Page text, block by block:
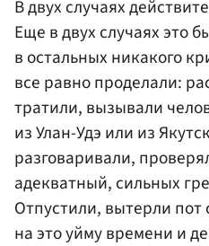
В двух случаях
Еще в двух случаях это
в остальных никакого
все равно проделали:
тратили, вызывали
из Улан-Удэ или из
разговаривали,
адекватный, сильных
Отпустили, вытерли пот
на это уйму времени и